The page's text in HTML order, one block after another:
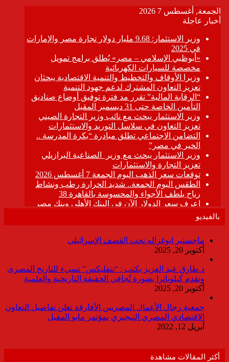
بالفيديو
ماجستير ابوغزاله تحت القصف الإسرائيلى
أكتوبر 20, 2025
د.طارق عبد العزيز يكتب : “نتفليكس” تسىء للتاريخ المصرى
وتقدم كيلوباترا بصورة تُجافي الحقيقة التاريخية والعلمية
أكتوبر 20, 2025
جمعية رجال الأعمال المصريين الأفارقة تعلن تفاصيل التعاون
الاقتصادي المصري النيجيري بمؤتمر مايو المقبل
أبريل 12, 2022
أكثر المقالات مشاهدة